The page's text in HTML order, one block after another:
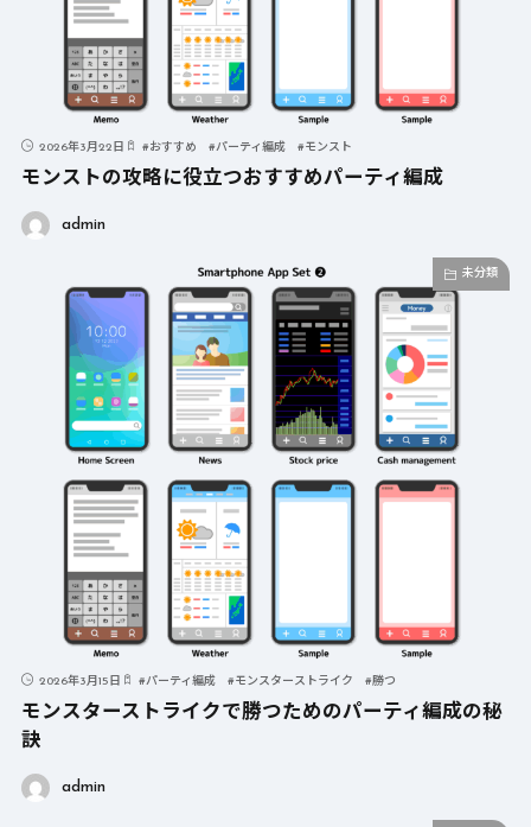
2026年3月22日 #おすすめ #パーティ編成 #モンスト
モンストの攻略に役立つおすすめパーティ編成
admin
未分類
2026年3月15日 #パーティ編成 #モンスターストライク #勝つ
モンスターストライクで勝つためのパーティ編成の秘
訣
admin